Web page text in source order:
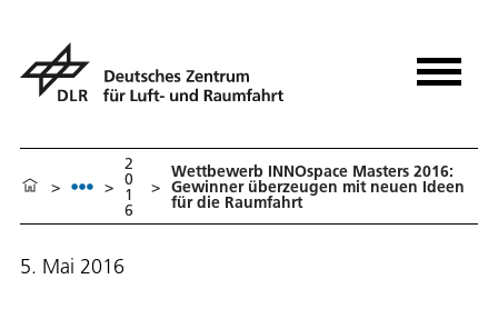
> >
2
0
1
6
>
Wettbewerb INNOspace Masters 2016:
Gewinner überzeugen mit neuen Ideen
für die Raumfahrt
5. Mai 2016